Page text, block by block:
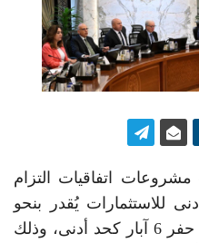
وافق مجلس الوزراء على 4 مشروعات اتفاقيات التزام
للاستثمارات يُقدر بنحو
52.97 مليون دولار، إلى جانب حفر 6 آبار كحد أدنى، وذلك